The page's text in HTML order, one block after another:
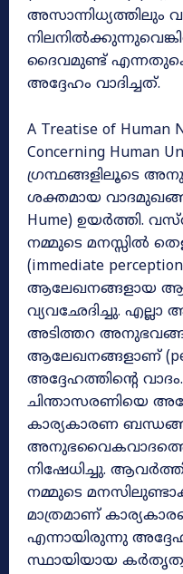
ദൈവമുണ്ട്
അദ്ദേഹം വാദിച്ചത്.
A Treatise of Human
Concerning Human
ഗ്രന്ഥങ്ങളിലൂടെ
ശക്തമായ
Hume) ഉയർത്തി.
നമ്മുടെ മനസ്സിൽ
(immediate
ആലേഖനങ്ങളായ
വ്യവഛേദിച്ചു.
അടിത്തറ
ആലേഖനങ്ങളാണ്
അദ്ദേഹത്തിന്റെ
ചിന്താസരണിയെ
കാര്യകാരണ
അനുഭവൈകവാദത്തെ
നിഷേധിച്ചു.
നമ്മുടെ
മാത്രമാണ്
എന്നായിരുന്നു
സ്ഥായിയായ